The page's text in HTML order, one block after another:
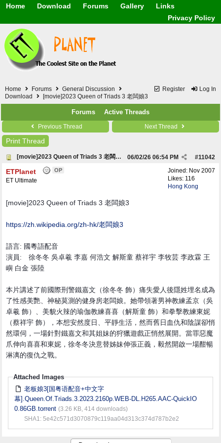
Home
Download
Forums
Gallery
Links
Beauty & Skin
Other
Privacy Policy
Register Log In
Home Forums
General Discussion
Download
[movie]2023 Queen of Triads 3 老闆娘3
Forums Active Threads
Previous Thread Next Thread
Print Thread
[movie]2023 Queen of Triads 3 老闆娘3 #11042
06/02/26 06:54 PM
Joined: Nov 2007
Likes: 116
Hong Kong
ETPlanet OP
ET Ultimate
[movie]2023 Queen of Triads 3 老闆娘3
https://zh.wikipedia.org/zh-hk/老闆娘3
語言: 國粵語配音
演員: 徐冬冬 吳卓羲 李嘉 何浩文 解斯童 蔡祥宇 李牧芸 李政霖 王
嶼 白金 張陸
本片講述了前國際刑警鐵嘉文（徐冬冬 飾）痛失愛人後隱姓埋名成為
了性感美艷、神秘莫測的健身房老闆娘。她帶領著男神教練孟京（吳
卓羲 飾）、美貌火辣的瑜伽教練喜喜（解斯童 飾）和拳擊教練東妮
（蔡祥宇 飾），本想安然度日、平靜生活，然而舊日血仇和陰謀卻悄
然環伺，一場針對鐵嘉文和其姐妹的狩獵遊戲正悄然展開。當罪惡魔
爪伸向喜喜和東妮，徐冬冬決意替姊妹伸張正義，毅然開啟一場酣暢
淋漓的復仇之戰。
Attached Images
老板娘3[国粤语配音+中文字
幕].Queen.Of.Triads.3.2023.2160p.WEB-DL.H265.AAC-QuickIO
0.86GB.torrent (3.26 KB, 414 downloads)
SHA1: 5e42c571d3070879c119aa04d313c374d787b2e2